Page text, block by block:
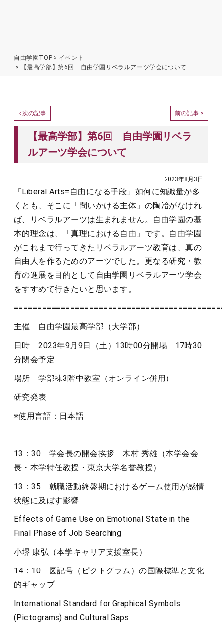
自由学園TOP
イベント
【最高学部】第6回 自由学園リベラルアーツ学会について
< 次の記事 前の記事 >
【最高学部】第6回 自由学園リベラ
ルアーツ学会について
2023年8月3日
「Liberal Arts=自由になる手段」如何に知識量が多
くとも、そこに「問いかける主体」の陶冶がなけれ
ば、リベラルアーツは生まれません。自由学園の基
本的理念は、「真理における自由」です。自由学園
がこれまで行ってきたリベラルアーツ教育は、真の
自由人を作るためのアーツでした。更なる研究・教
育の進展を目的として自由学園リベラルアーツ学会
をすすめて行きたいと思います。
主催 自由学園最高学部（大学部）
日時 2023年9月9日（土）13時00分開場 17時30
分閉会予定
場所 学部棟3階中教室（オンライン併用）
研究発表
※使用言語：日本語
13：30 学会長の開会挨拶 木村 秀雄（本学会会
長・本学特任教授・東京大学名誉教授）
13：35 就職活動終盤期におけるゲーム使用が感情
状態に及ぼす影響
Effects of Game Use on Emotional State in the
Final Phase of Job Searching
小堺 康弘（本学キャリア支援室長）
14：10 図記号（ピクトグラム）の国際標準と文化
的ギャップ
International Standard for Graphical Symbols
(Pictograms) and Cultural Gaps